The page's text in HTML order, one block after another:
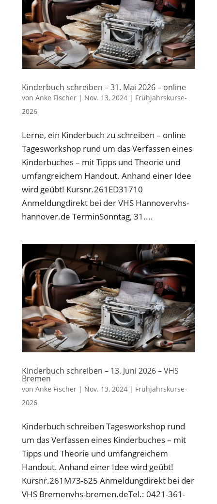
Kinderbuch schreiben – 31. Mai 2026 – online
von Anke Fischer| Nov. 13, 2024| Frühjahrskurse-
2026
Lerne, ein Kinderbuch zu schreiben – online
Tagesworkshop rund um das Verfassen eines
Kinderbuches – mit Tipps und Theorie und
umfangreichem Handout. Anhand einer Idee
wird geübt! Kursnr.261ED31710
Anmeldungdirekt bei der VHS Hannovervhs-
hannover.de TerminSonntag, 31....
Kinderbuch schreiben – 13. Juni 2026 – VHS
Bremen
von Anke Fischer| Nov. 13, 2024| Frühjahrskurse-
2026
Kinderbuch schreiben Tagesworkshop rund
um das Verfassen eines Kinderbuches – mit
Tipps und Theorie und umfangreichem
Handout. Anhand einer Idee wird geübt!
Kursnr.261M73-625 Anmeldungdirekt bei der
VHS Bremenvhs-bremen.deTel.: 0421-361-